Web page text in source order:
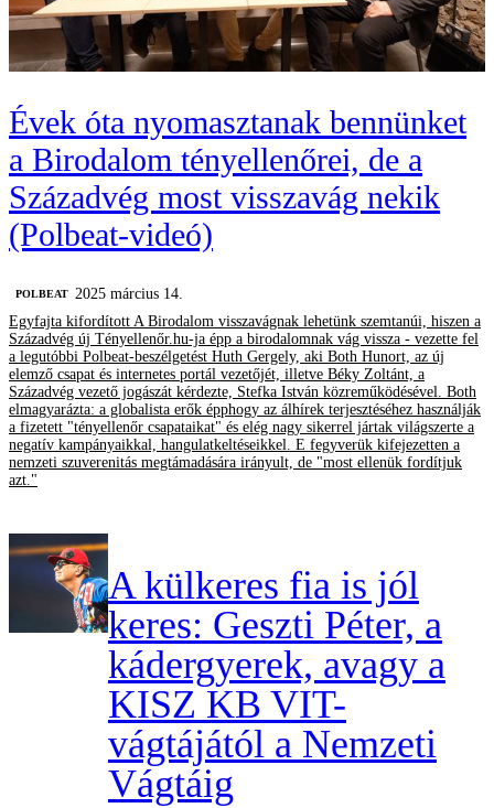
Évek óta nyomasztanak bennünket
a Birodalom tényellenőrei, de a
Századvég most visszavág nekik
(Polbeat-videó)
‎POLBEAT
2025 március 14.
Egyfajta kifordított A Birodalom visszavágnak lehetünk szemtanúi, hiszen a
Századvég új Tényellenőr.hu-ja épp a birodalomnak vág vissza - vezette fel
a legutóbbi Polbeat-beszélgetést Huth Gergely, aki Both Hunort, az új
elemző csapat és internetes portál vezetőjét, illetve Béky Zoltánt, a
Századvég vezető jogászát kérdezte, Stefka István közreműködésével. Both
elmagyarázta: a globalista erők épphogy az álhírek terjesztéséhez használják
a fizetett "tényellenőr csapataikat" és elég nagy sikerrel jártak világszerte a
negatív kampányaikkal, hangulatkeltéseikkel. E fegyverük kifejezetten a
nemzeti szuverenitás megtámadására irányult, de "most ellenük fordítjuk
azt."
A külkeres fia is jól
keres: Geszti Péter, a
kádergyerek, avagy a
KISZ KB VIT-
vágtájától a Nemzeti
Vágtáig